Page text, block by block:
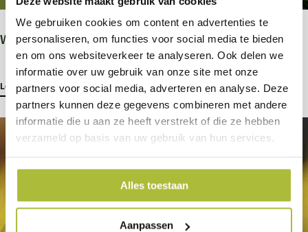
We gebruiken cookies om content en advertenties te
personaliseren, om functies voor social media te bieden
en om ons websiteverkeer te analyseren. Ook delen we
informatie over uw gebruik van onze site met onze
partners voor social media, adverteren en analyse. Deze
partners kunnen deze gegevens combineren met andere
informatie die u aan ze heeft verstrekt of die ze hebben
verzameld op basis van uw gebruik van hun services.
Alles toestaan
Aanpassen
Wat kun je doen tegen de buxusmot?
Lees meer